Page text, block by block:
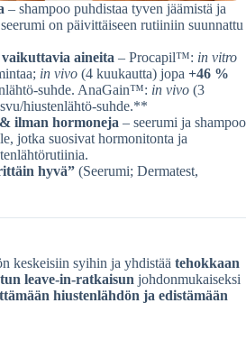
– shampoo puhdistaa tyven jäämistä ja
on päivittäiseen rutiiniin suunnattu
aineita – Procapil™: in vitro
in vivo (4 kuukautta) jopa +46 %
suhde. AnaGain™: in vivo (3
hiustenlähtö-suhde.**
ilman hormoneja – seerumi ja shampoo
jotka suosivat hormonitonta ja
hyvä” (Seerumi; Dermatest,
keskeisiin syihin ja yhdistää tehokkaan
leave-in-ratkaisun johdonmukaiseksi
hiustenlähdön ja edistämään